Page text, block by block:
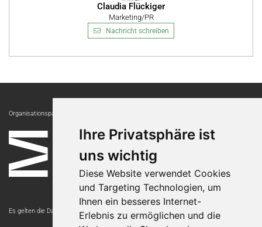
Ihre Privatsphäre ist
uns wichtig
Diese Website verwendet Cookies
und Targeting Technologien, um
Ihnen ein besseres Internet-
Erlebnis zu ermöglichen und die
Claudia Flückiger
Marketing/PR
Nachricht schreiben
Organisationspartnerin:
Es gelten die Datenschutzbestimmungen der Messe Luzern AG.